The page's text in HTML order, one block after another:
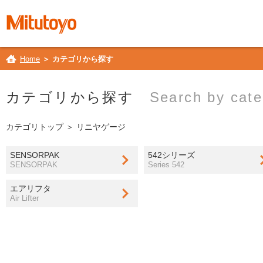
Home ＞ カテゴリから探す
カテゴリから探す Search by
カテゴリトップ ＞ リニヤゲージ
SENSORPAK
SENSORPAK
542シリーズ
Series 542
エアリフタ
Air Lifter